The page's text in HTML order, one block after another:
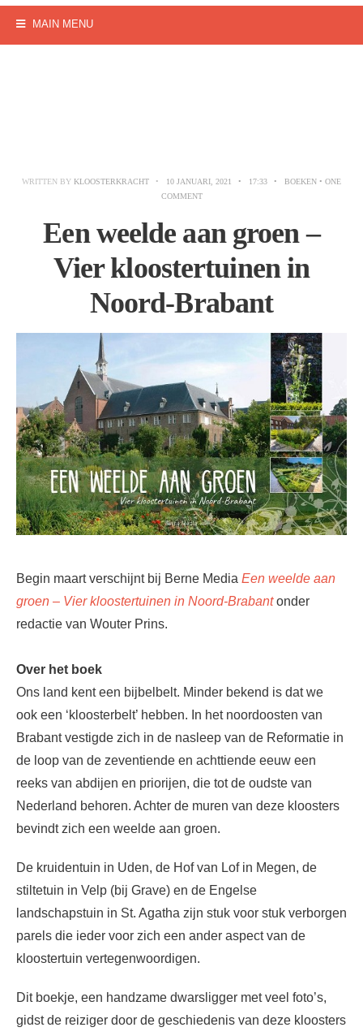
MAIN MENU
WRITTEN BY KLOOSTERKRACHT • 10 JANUARI, 2021 • 17:33 • BOEKEN • ONE
COMMENT
Een weelde aan groen –
Vier kloostertuinen in
Noord-Brabant
Begin maart verschijnt bij Berne Media Een weelde aan
groen – Vier kloostertuinen in Noord-Brabantonder
redactie van Wouter Prins.
Over het boek
Ons land kent een bijbelbelt. Minder bekend is dat we
ook een ‘kloosterbelt’ hebben. In het noordoosten van
Brabant vestigde zich in de nasleep van de Reformatie in
de loop van de zeventiende en achttiende eeuw een
reeks van abdijen en priorijen, die tot de oudste van
Nederland behoren. Achter de muren van deze kloosters
bevindt zich een weelde aan groen.
De kruidentuin in Uden, de Hof van Lof in Megen, de
stiltetuin in Velp (bij Grave) en de Engelse
landschapstuin in St. Agatha zijn stuk voor stuk verborgen
parels die ieder voor zich een ander aspect van de
kloostertuin vertegenwoordigen.
Dit boekje, een handzame dwarsligger met veel foto’s,
gidst de reiziger door de geschiedenis van deze kloosters